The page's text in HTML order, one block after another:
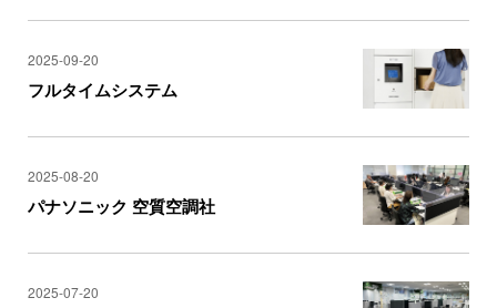
2025-09-20
フルタイムシステム
2025-08-20
パナソニック 空質空調社
2025-07-20